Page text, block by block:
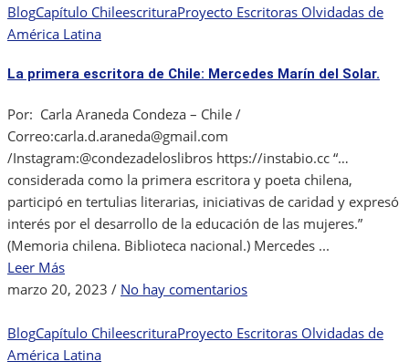
busca
primeras
chilenas.
Sor
Josefa
de
los
Dolores
Peña
Lillo
BlogCapítulo ChileescrituraProyecto Escritoras Olvidadas de
América Latina
La primera escritora de Chile: Mercedes Marín del Solar.
Por: Carla Araneda Condeza – Chile /
Correo:carla.d.araneda@gmail.com
/Instagram:@condezadeloslibros https://instabio.cc “…
considerada como la primera escritora y poeta chilena,
participó en tertulias literarias, iniciativas de caridad y expresó
interés por el desarrollo de la educación de las mujeres.”
(Memoria chilena. Biblioteca nacional.) Mercedes ...
Leer Más
marzo 20, 2023 / No hay comentariosen
primera
BlogCapítulo ChileescrituraProyecto Escritoras Olvidadas de
América Latina